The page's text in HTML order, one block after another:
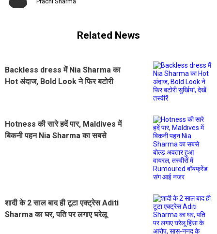
Related News
Backless dress में Nia Sharma का
Hot अंदाज, Bold Look ने फिर बटोरी
Hotness की सारे हदें पार, Maldives में
बिकनी पहन Nia Sharma का सबसे
शादी के 2 साल बाद ही टूटा एक्ट्रेस Aditi
Sharma का घर, पति पर लगाए घरेलू